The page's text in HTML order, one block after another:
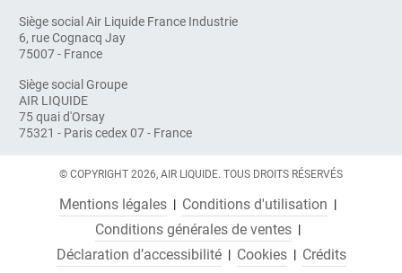
Siège social Air Liquide France Industrie
6, rue Cognacq Jay
75007 - France
Siège social Groupe
AIR LIQUIDE
75 quai d'Orsay
75321 - Paris cedex 07 - France
© COPYRIGHT 2026, AIR LIQUIDE. TOUS DROITS RÉSERVÉS
Mentions légales
Conditions d'utilisation
Conditions générales de ventes
Déclaration d’accessibilité
Cookies Crédits